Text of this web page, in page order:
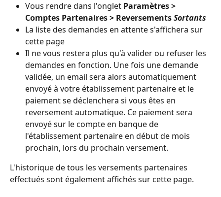
Vous rendre dans l'onglet Paramètres >
Comptes Partenaires > Reversements Sortants
La liste des demandes en attente s'affichera sur
cette page
Il ne vous restera plus qu'à valider ou refuser les
demandes en fonction. Une fois une demande
validée, un email sera alors automatiquement
envoyé à votre établissement partenaire et le
paiement se déclenchera si vous êtes en
reversement automatique. Ce paiement sera
envoyé sur le compte en banque de
l'établissement partenaire en début de mois
prochain, lors du prochain versement.
L'historique de tous les versements partenaires
effectués sont également affichés sur cette page.